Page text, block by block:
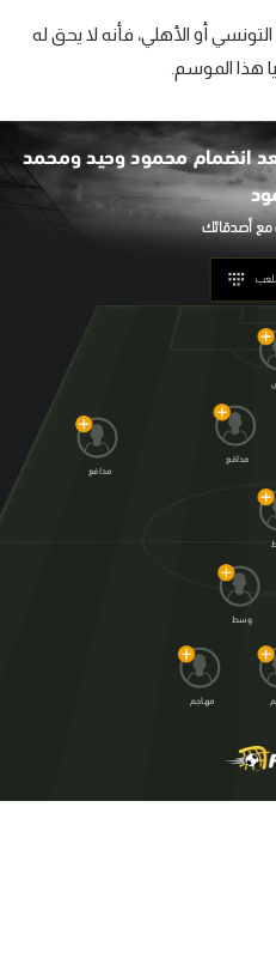
أو الأهلي، فأنه لا يحق له
هذا الموسم.
انضمام محمود وحيد ومحمد
مدافع
مدافع
وسط
مهاجم